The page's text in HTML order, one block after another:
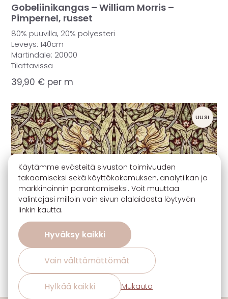
Gobeliinikangas – William Morris –
Pimpernel, russet
80% puuvilla, 20% polyesteri
Leveys: 140cm
Martindale: 20000
Tilattavissa
39,90 € per m
UUSI
Käytämme evästeitä sivuston toimivuuden
takaamiseksi sekä käyttökokemuksen, analytiikan ja
markkinoinnin parantamiseksi. Voit muuttaa
valintojasi milloin vain sivun alalaidasta löytyvän
linkin kautta.
Hyväksy kaikki
Vain välttämättömät
Hylkää kaikki Mukauta